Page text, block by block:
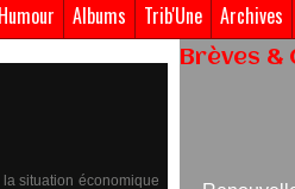
Humour Albums Trib'Une Archives
situation économique
Brèves &
05/08/2026